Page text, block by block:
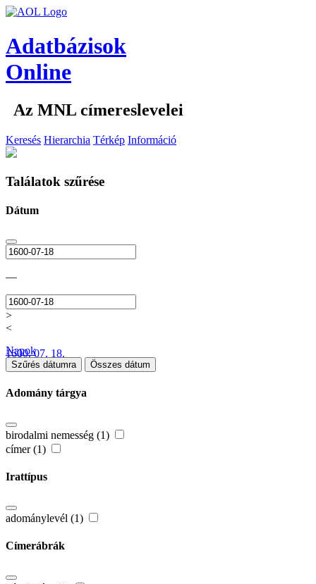
Adatbázisok
Online
Az MNL címereslevelei
Keresés Hierarchia Térkép Információ
Találatok szűrése
Dátum
—
>
<
1600. 07. 18.
Napok
Szűrés dátumra Összes dátum
Adomány tárgya
birodalmi nemesség (1)
címer (1)
Irattípus
adománylevél (1)
Címerábrák